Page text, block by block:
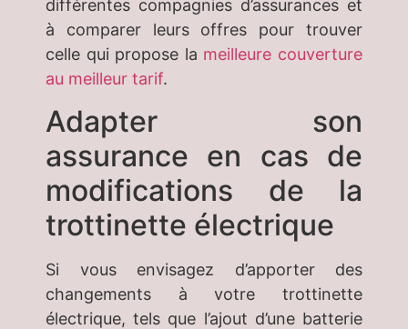
différentes compagnies d’assurances et
à comparer leurs offres pour trouver
celle qui propose la meilleure couverture
au meilleur tarif.
Adapter son
assurance en cas de
modifications de la
trottinette électrique
Si vous envisagez d’apporter des
changements à votre trottinette
électrique, tels que l’ajout d’une batterie